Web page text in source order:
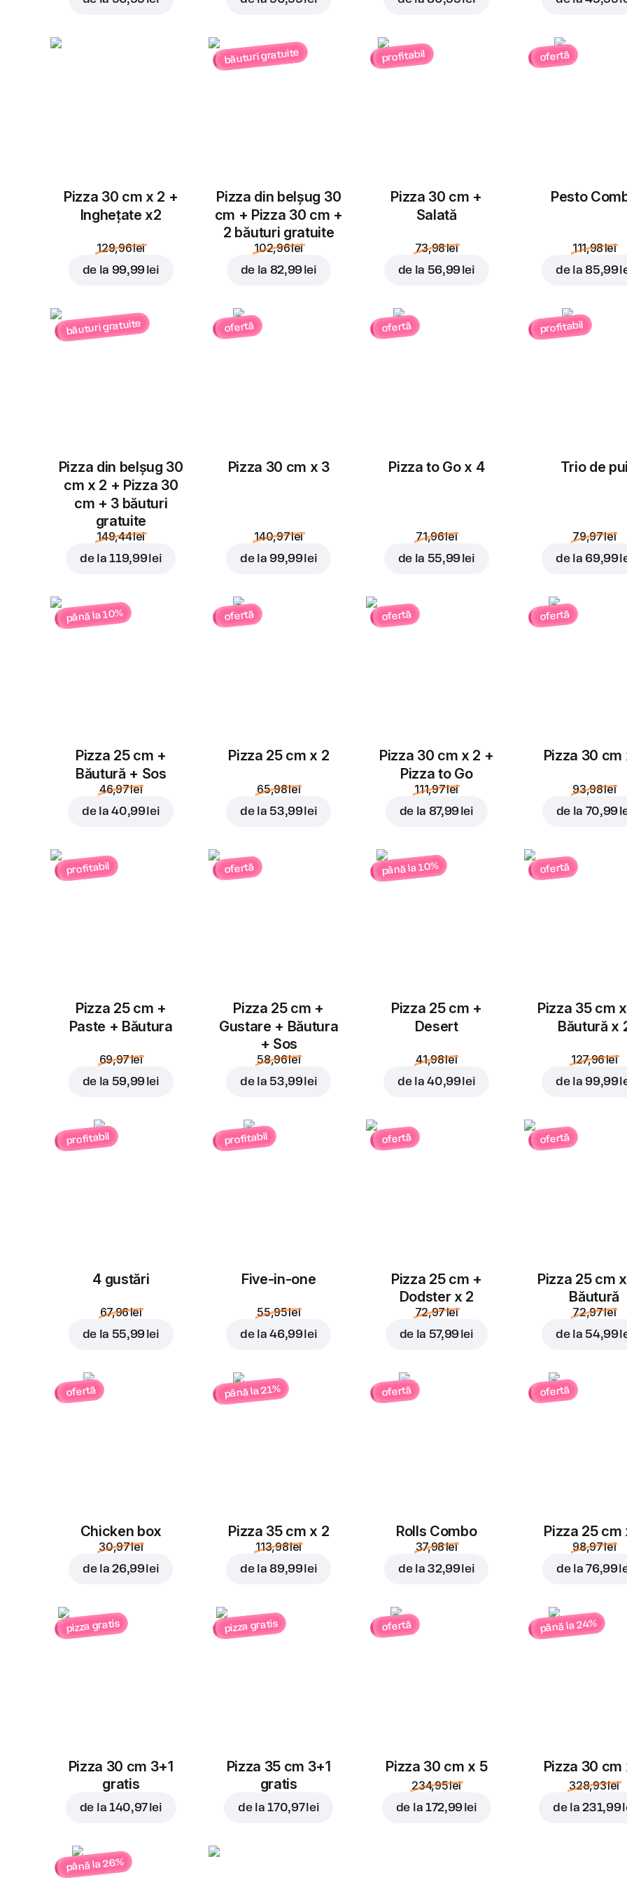
Înlocuiește
În coș
Pizza 30 cm x 2 +
Inghețate x2
129,96 lei
de la 99,99 lei
băuturi gratuite
Pizza din belșug 30
cm + Pizza 30 cm +
2 băuturi gratuite
102,96 lei
de la 82,99 lei
profitabil
Pizza 30 cm +
Salată
73,98 lei
de la 56,99 lei
ofertă
Pesto
111,98 lei
de la 85,99
băuturi gratuite
Pizza din belșug 30
cm x 2 + Pizza 30
cm + 3 băuturi
gratuite
149,44 lei
de la119,99 lei
ofertă
Pizza 30 cm x 3
140,97 lei
de la 99,99 lei
ofertă
Pizza to Go x 4
71,96 lei
de la 55,99 lei
profitabil
Trio de
79,97 lei
de la 69,99
până la 10%
Pizza 25 cm +
Băutură + Sos
46,97 lei
de la40,99 lei
ofertă
Pizza 25 cm x 2
65,98 lei
de la 53,99 lei
ofertă
Pizza 30 cm x 2 +
Pizza to Go
111,97 lei
de la 87,99 lei
ofertă
Pizza 30 cm
93,98 lei
de la 70,99
profitabil
Pizza 25 cm +
Paste + Băutura
69,97 lei
de la 59,99 lei
ofertă
Pizza 25 cm +
Gustare + Băutura
+ Sos
58,96 lei
de la 53,99 lei
până la 10%
Pizza 25 cm +
Desert
41,98 lei
de la40,99 lei
ofertă
Pizza 35 cm
Băutură x
127,96 lei
de la 99,99
profitabil
4 gustări
67,96 lei
de la 55,99 lei
profitabil
Five-in-one
55,95 lei
de la46,99 lei
ofertă
Pizza 25 cm +
Dodster x 2
72,97 lei
de la 57,99 lei
ofertă
Pizza 25 cm
Băutură
72,97 lei
de la 54,99
ofertă
Chicken box
30,97 lei
de la26,99 lei
până la 21%
Pizza 35 cm x 2
113,98 lei
de la 89,99 lei
ofertă
Rolls Combo
37,98 lei
de la32,99 lei
ofertă
Pizza 25 cm
98,97 lei
de la76,99
pizza gratis
Pizza 30 cm 3+1
gratis
de la 140,97 lei
pizza gratis
Pizza 35 cm 3+1
gratis
de la170,97 lei
ofertă
Pizza 30 cm x 5
234,95 lei
de la 172,99 lei
până la 24%
Pizza 30 cm
328,93 lei
de la231,99
până la 26%